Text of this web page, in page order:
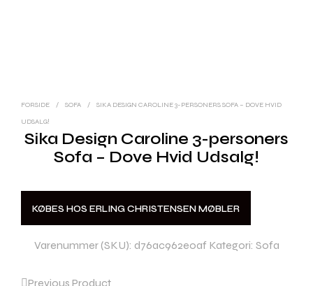
FORSIDE / SOFA /
SIKA DESIGN CAROLINE 3-PERSONERS SOFA – DOVE HVID
UDSALG!
Sika Design Caroline 3-personers
Sofa – Dove Hvid Udsalg!
KØBES HOS ERLING CHRISTENSEN MØBLER
Varenummer (SKU): d76ac962e0af Kategori: Sofa
Previous Product